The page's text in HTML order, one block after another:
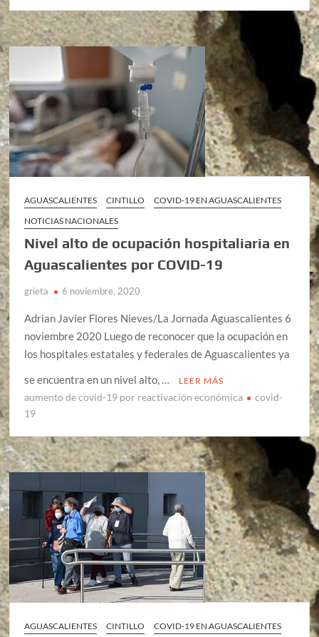
AGUASCALIENTES CINTILLO
COVID-19 EN AGUASCALIENTES
NOTICIAS NACIONALES
Nivel alto de ocupación hospitaliaria en
Aguascalientes por COVID-19
grieta 6 noviembre, 2020
Adrian Javier Flores Nieves/La Jornada Aguascalientes 6
noviembre 2020 Luego de reconocer que la ocupación en
los hospitales estatales y federales de Aguascalientes ya
se encuentra en un nivel alto, …
LEER MÁS
aumento de covid-19 por reactivación económica
covid-
19
AGUASCALIENTES CINTILLO COVID-19 EN AGUASCALIENTES